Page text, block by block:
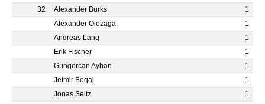
32
Alexander Burks
1
Alexander Olozaga.
1
Andreas Lang
1
Erik Fischer
1
Güngörcan Ayhan
1
Jetmir Beqaj
1
Jonas Seitz
1